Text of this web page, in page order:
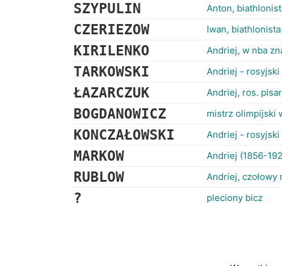
SZYPULIN Anton,
CZERIEZOW Iwan,
KIRILENKO Andriej, w nba
TARKOWSKI Andriej -
ŁAZARCZUK Andriej, ros.
BOGDANOWICZ mistrz olimpijski
KONCZAŁOWSKI Andriej -
MARKOW Andriej (1856-
RUBLOW Andriej, czołowy
? pleciony bicz